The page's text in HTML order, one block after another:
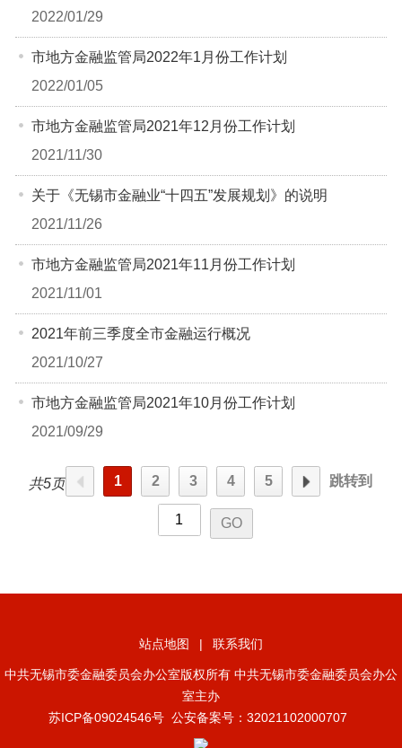
2022/01/29
市地方金融监管局2022年1月份工作计划
2022/01/05
市地方金融监管局2021年12月份工作计划
2021/11/30
关于《无锡市金融业“十四五”发展规划》的说明
2021/11/26
市地方金融监管局2021年11月份工作计划
2021/11/01
2021年前三季度全市金融运行概况
2021/10/27
市地方金融监管局2021年10月份工作计划
2021/09/29
共5页 1 2 3 4 5 跳转到
站点地图 联系我们
中共无锡市委金融委员会办公室版权所有 中共无锡市委金融委员会办公
室主办
苏ICP备09024546号 公安备案号：32021102000707